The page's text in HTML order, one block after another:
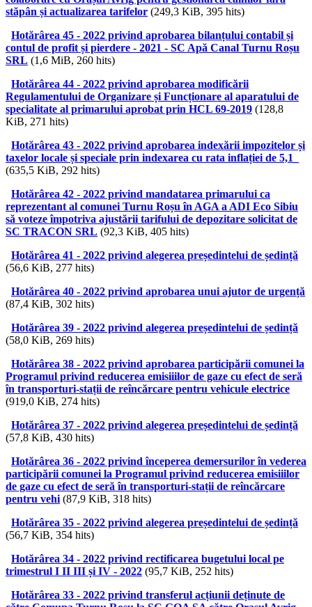
stăpân și actualizarea tarifelor (249,3 KiB, 395 hits)
Hotărârea 45 - 2022 privind aprobarea bilanțului contabil și
contul de profit și pierdere - 2021 - SC Apă Canal Turnu Roșu
SRL (1,6 MiB, 260 hits)
Hotărârea 44 - 2022 privind aprobarea modificării
Regulamentului de Organizare și Funcționare al aparatului de
specialitate al primarului aprobat prin HCL 69-2019 (128,8
KiB, 271 hits)
Hotărârea 43 - 2022 privind aprobarea indexării impozitelor și
taxelor locale și speciale prin indexarea cu rata inflației de 5,1_
(635,5 KiB, 292 hits)
Hotărârea 42 - 2022 privind mandatarea primarului ca
reprezentant al comunei Turnu Roșu în AGA a ADI Eco Sibiu
să voteze împotriva ajustării tarifului de depozitare solicitat de
SC TRACON SRL (92,3 KiB, 405 hits)
Hotărârea 41 - 2022 privind alegerea președintelui de ședință
(56,6 KiB, 277 hits)
Hotărârea 40 - 2022 privind aprobarea unui ajutor de urgență
(87,4 KiB, 302 hits)
Hotărârea 39 - 2022 privind alegerea președintelui de ședință
(58,0 KiB, 269 hits)
Hotărârea 38 - 2022 privind aprobarea participării comunei la
Programul privind reducerea emisiiilor de gaze cu efect de seră
în transporturi-stații de reîncărcare pentru vehicule electrice
(919,0 KiB, 274 hits)
Hotărârea 37 - 2022 privind alegerea președintelui de ședință
(57,8 KiB, 430 hits)
Hotărârea 36 - 2022 privind începerea demersurilor în vederea
participării comunei la Programul privind reducerea emisiiilor
de gaze cu efect de seră în transporturi-stații de reîncărcare
pentru vehi (87,9 KiB, 318 hits)
Hotărârea 35 - 2022 privind alegerea președintelui de ședință
(56,7 KiB, 354 hits)
Hotărârea 34 - 2022 privind rectificarea bugetului local pe
trimestrul I II III și IV - 2022 (95,7 KiB, 252 hits)
Hotărârea 33 - 2022 privind transferul acțiunii deținute de